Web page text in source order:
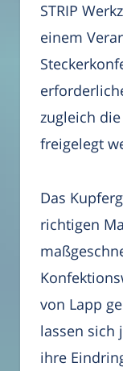
STRIP
einem
zugleich
freigelegt
Das
richtigen
von Lapp
lassen sich
ihre